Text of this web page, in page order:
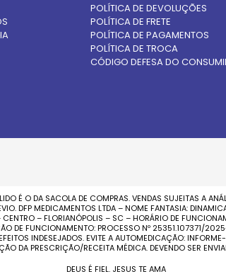
POLÍTICA DE DEVOLUÇÕES
POLÍTICA DE FRETE
POLÍTICA DE PAGAMENTOS
POLÍTICA DE TROCA
CÓDIGO DEFESA DO
É O DA SACOLA DE COMPRAS. VENDAS SUJEITAS A
DFP MEDICAMENTOS LTDA – NOME FANTASIA:
– FLORIANÓPOLIS – SC – HORÁRIO DE
DE FUNCIONAMENTO: PROCESSO Nº 25351.107371/
INDESEJADOS. EVITE A AUTOMEDICAÇÃO:
DA PRESCRIÇÃO/RECEITA MÉDICA. DEVENDO SER
DEUS É FIEL. JESUS TE AMA